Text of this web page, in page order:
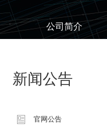
公司简介
新闻公告
官网公告